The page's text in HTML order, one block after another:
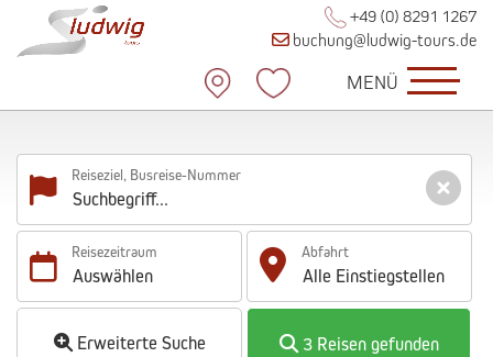
+49 (0) 8291 1267
buchung@ludwig-tours.de
MENÜ
Reiseziel, Busreise-Nummer
Reisezeitraum
Auswählen
Abfahrt
Alle Einstiegstellen
Erweiterte Suche 3 Reisen gefunden